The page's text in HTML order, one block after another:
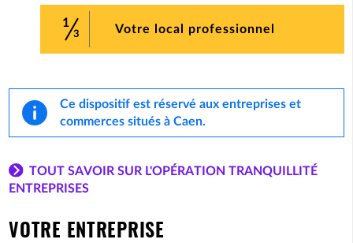
1
3 Votre local professionnel
Ce dispositif est réservé aux entreprises et
commerces situés à Caen.
TOUT SAVOIR SUR L'OPÉRATION TRANQUILLITÉ
ENTREPRISES
VOTRE ENTREPRISE